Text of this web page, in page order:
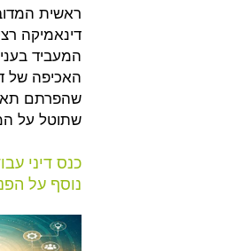
ראשית
דינאמיקה
המעביד
שהפרתם
שתוטל על
כנס דיני עבודה
נוסף על